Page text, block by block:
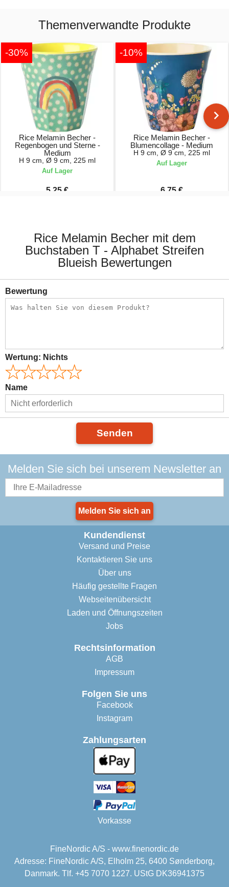
Themenverwandte Produkte
-30%
Rice Melamin Becher -
Regenbogen und Sterne -
Medium
H 9 cm, Ø 9 cm, 225 ml
Auf Lager
5,25 €
-10%
Rice Melamin Becher -
Blumencollage - Medium
H 9 cm, Ø 9 cm, 225 ml
Auf Lager
6,75 €
Rice Melamin Becher mit dem
Buchstaben T - Alphabet Streifen
Blueish Bewertungen
Bewertung
Wertung: Nichts
Name
Senden
Melden Sie sich bei unserem Newsletter an
Melden Sie sich an
Kundendienst
Versand und Preise
Kontaktieren Sie uns
Über uns
Häufig gestellte Fragen
Webseitenübersicht
Laden und Öffnungszeiten
Jobs
Rechtsinformation
AGB
Impressum
Folgen Sie uns
Facebook
Instagram
Zahlungsarten
Vorkasse
FineNordic A/S - www.finenordic.de
Adresse: FineNordic A/S, Elholm 25, 6400 Sønderborg,
Danmark. Tlf. +45 7070 1227. UStG DK36941375